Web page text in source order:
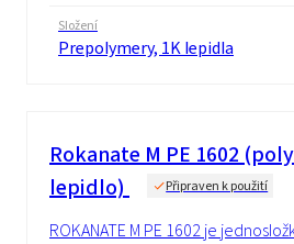
Složení
Prepolymery, 1K lepidla
Rokanate M PE 1602
lepidlo)
Připraven k použití
ROKANATE M PE 1602 je